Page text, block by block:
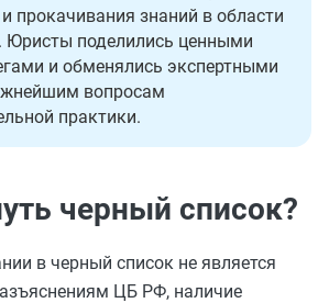
прокачивания знаний в области
Юристы поделились ценными
и обменялись экспертными
вопросам
практики.
черный список?
в черный список не является
ЦБ РФ, наличие